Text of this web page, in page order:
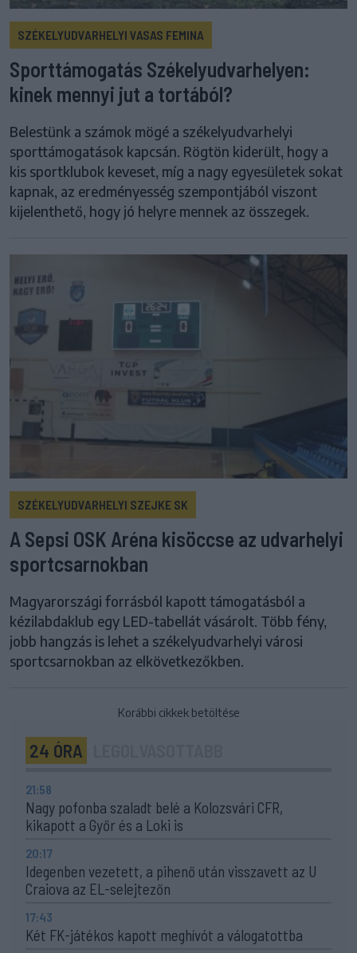
SZÉKELYUDVARHELYI VASAS FEMINA
Sporttámogatás Székelyudvarhelyen:
kinek mennyi jut a tortából?
Belestünk a számok mögé a székelyudvarhelyi
sporttámogatások kapcsán. Rögtön kiderült, hogy a
kis sportklubok keveset, míg a nagy egyesületek sokat
kapnak, az eredményesség szempontjából viszont
kijelenthető, hogy jó helyre mennek az összegek.
SZÉKELYUDVARHELYI SZEJKE SK
A Sepsi OSK Aréna kisöccse az udvarhelyi
sportcsarnokban
Magyarországi forrásból kapott támogatásból a
kézilabdaklub egy LED-tabellát vásárolt. Több fény,
jobb hangzás is lehet a székelyudvarhelyi városi
sportcsarnokban az elkövetkezőkben.
Korábbi cikkek betöltése
24 ÓRA
21:58
Nagy pofonba szaladt belé a Kolozsvári CFR,
kikapott a Győr és a Loki is
20:17
Idegenben vezetett, a pihenő után visszavett az U
Craiova az EL-selejtezőn
17:43
Két FK-játékos kapott meghívót a válogatottba